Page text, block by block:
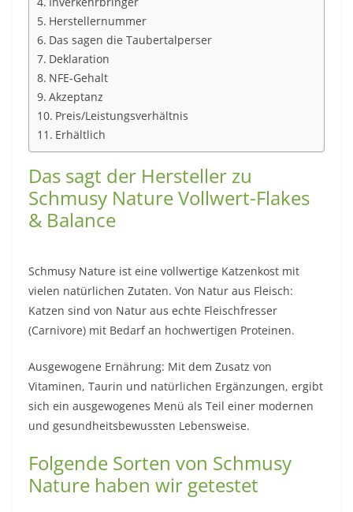
Herstellernummer
Das sagen die Taubertalperser
Deklaration
NFE-Gehalt
Akzeptanz
Preis/Leistungsverhältnis
Erhältlich
Das sagt der Hersteller zu
Schmusy Nature Vollwert-Flakes
& Balance
Schmusy Nature ist eine vollwertige Katzenkost mit
vielen natürlichen Zutaten. Von Natur aus Fleisch:
Katzen sind von Natur aus echte Fleischfresser
(Carnivore) mit Bedarf an hochwertigen Proteinen.
Ausgewogene Ernährung: Mit dem Zusatz von
Vitaminen, Taurin und natürlichen Ergänzungen, ergibt
sich ein ausgewogenes Menü als Teil einer modernen
und gesundheitsbewussten Lebensweise.
Folgende Sorten von Schmusy
Nature haben wir getestet